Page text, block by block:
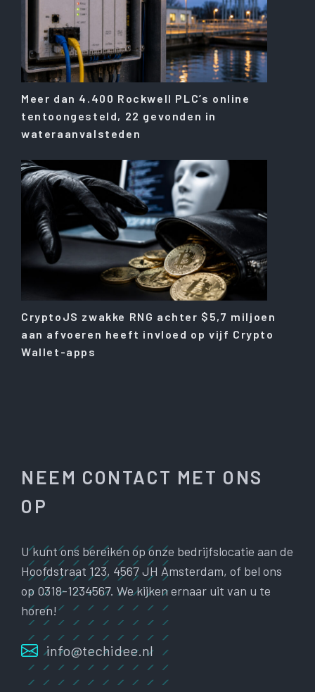
Meer dan 4.400 Rockwell PLC’s online
tentoongesteld, 22 gevonden in
wateraanvalsteden
CryptoJS zwakke RNG achter $5,7 miljoen
aan afvoeren heeft invloed op vijf Crypto
Wallet-apps
NEEM CONTACT MET ONS
OP
U kunt ons bereiken op onze bedrijfslocatie aan de
Hoofdstraat 123, 4567 JH Amsterdam, of bel ons
op 0318-1234567. We kijken ernaar uit van u te
horen!
info@techidee.nl